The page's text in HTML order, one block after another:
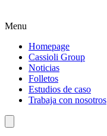
Menu
Homepage
Cassioli Group
Noticias
Folletos
Estudios de caso
Trabaja con nosotros